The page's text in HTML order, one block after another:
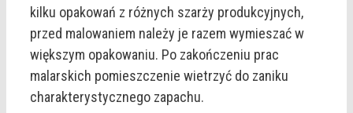
kilku opakowań z różnych szarży produkcyjnych,
przed malowaniem należy je razem wymieszać w
większym opakowaniu. Po zakończeniu prac
malarskich pomieszczenie wietrzyć do zaniku
charakterystycznego zapachu.